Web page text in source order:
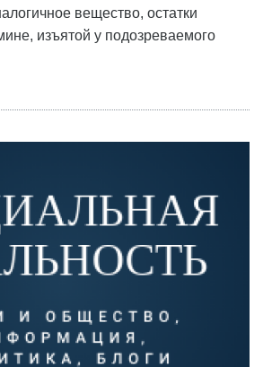
вещество, остатки
изъятой у подозреваемого